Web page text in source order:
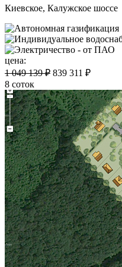
Киевское, Калужское шоссе
цена:
1 049 139 ₽ 839 311 ₽
8 соток